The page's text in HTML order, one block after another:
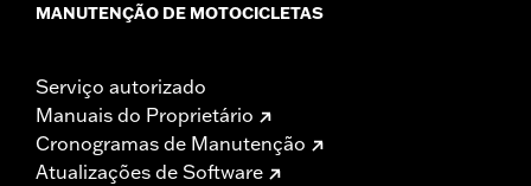
MANUTENÇÃO DE MOTOCICLETAS
Serviço autorizado
Manuais do Proprietário
Cronogramas de Manutenção
Atualizações de Software